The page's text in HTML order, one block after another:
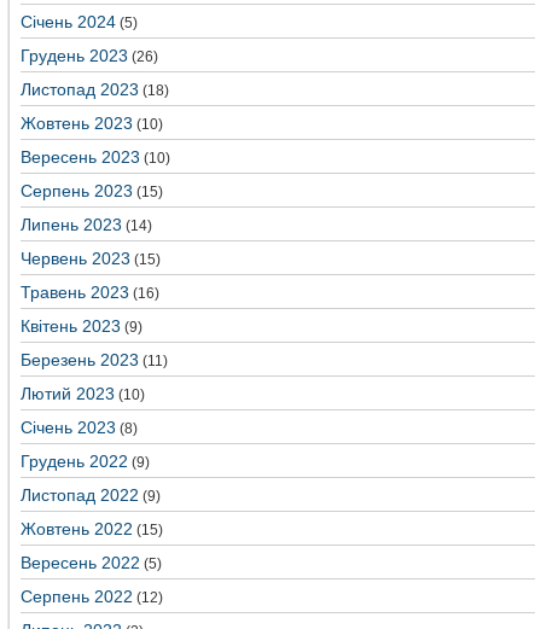
Січень 2024 (5)
Грудень 2023 (26)
Листопад 2023 (18)
Жовтень 2023 (10)
Вересень 2023 (10)
Серпень 2023 (15)
Липень 2023 (14)
Червень 2023 (15)
Травень 2023 (16)
Квітень 2023 (9)
Березень 2023 (11)
Лютий 2023 (10)
Січень 2023 (8)
Грудень 2022 (9)
Листопад 2022 (9)
Жовтень 2022 (15)
Вересень 2022 (5)
Серпень 2022 (12)